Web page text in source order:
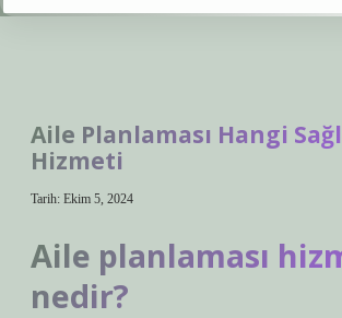
Aile Planlaması Hangi
Hizmeti
Tarih: Ekim 5, 2024
Aile planlaması
nedir?